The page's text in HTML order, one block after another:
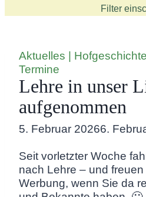
Filter
Aktuelles |
Termine
Lehre in unser
aufgenommen
5. Februar 20266.
Seit vorletzter Woche
nach Lehre – und
Werbung, wenn Sie da